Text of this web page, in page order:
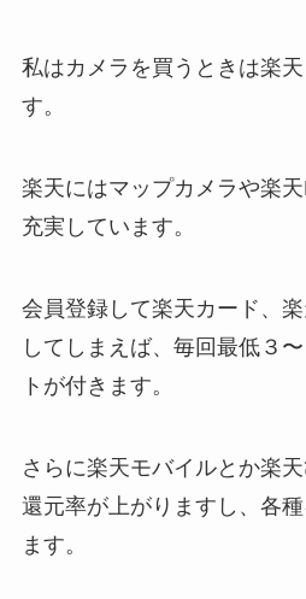
私はカメラを買うときは楽
す。
楽天にはマップカメラや楽
充実しています。
会員登録して楽天カード、
してしまえば、毎回最低３
トが付きます。
さらに楽天モバイルとか楽
還元率が上がりますし、各
ます。